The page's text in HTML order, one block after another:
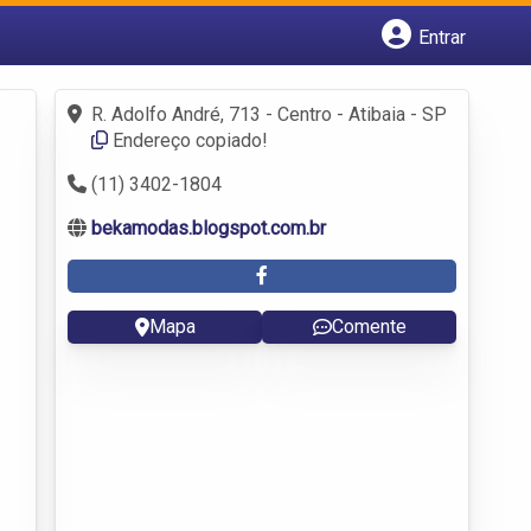
Entrar
Fazer login
Criar conta
R. Adolfo André, 713 - Centro - Atibaia - SP
Endereço copiado!
(11) 3402-1804
bekamodas.blogspot.com.br
Mapa Comente